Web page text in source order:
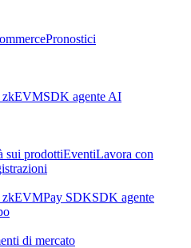
Pronostici
zkEVMSDK agente AI
sui prodottiEventiLavora con
zkEVMPay SDKSDK agente
di mercato